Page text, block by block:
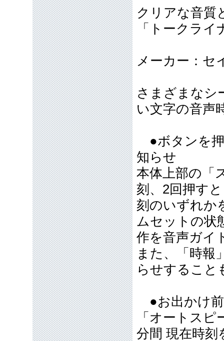
クリアな音
「トークラ
メーカー：セ
さまざまなシ
い文字の音声
●ボタンを押
知らせ
本体上部の「
刻、2回押す
刻のいずれか
ムセットの状
作を音声ガイ
また、「時報
らせすること
●お出かけ
「オートス
分間 現在時刻